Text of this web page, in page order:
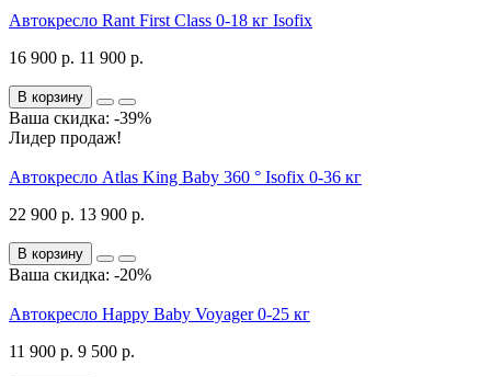
Автокресло Rant First Class 0-18 кг Isofix
16 900 р. 11 900 р.
В корзину
Ваша скидка: -39%
Лидер продаж!
Автокресло Atlas King Baby 360 ° Isofix 0-36 кг
22 900 р. 13 900 р.
В корзину
Ваша скидка: -20%
Автокресло Happy Baby Voyager 0-25 кг
11 900 р. 9 500 р.